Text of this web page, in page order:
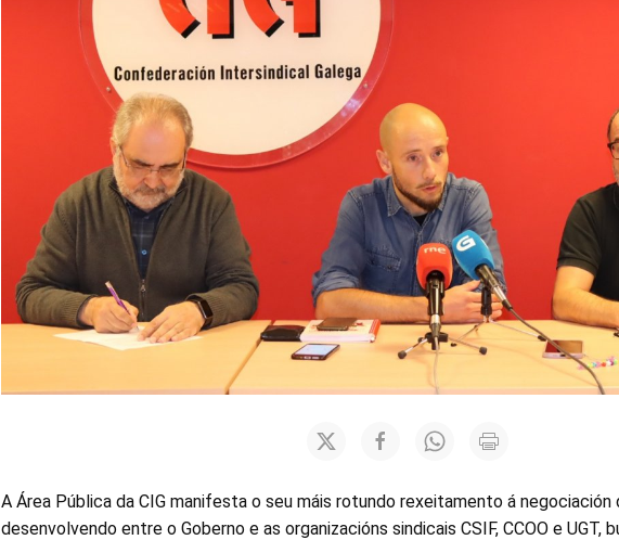
A Área Pública da CIG manifesta o seu máis rotundo rexeitamento á negociación
desenvolvendo entre o Goberno e as organizacións sindicais CSIF, CCOO e UGT,